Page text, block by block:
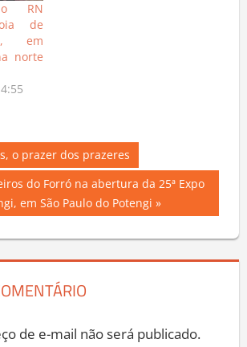
RN
de
em
norte
o prazer dos prazeres
do Forró na abertura da 25ª Expo
em São Paulo do Potengi
de e-mail não será publicado.